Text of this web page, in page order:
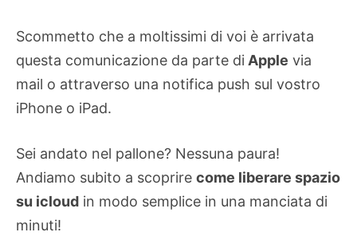
Scommetto che a moltissimi di voi è arrivata
questa comunicazione da parte di Apple via
mail o attraverso una notifica push sul vostro
iPhone o iPad.
Sei andato nel pallone? Nessuna paura!
Andiamo subito a scoprire come liberare spazio
su icloud in modo semplice in una manciata di
minuti!